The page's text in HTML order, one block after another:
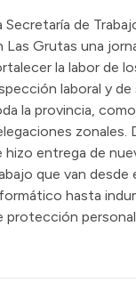
Secretaría de
Las Grutas una
la labor de
laboral y
la provincia,
zonales.
hizo entrega de
que van desde
hasta
protección